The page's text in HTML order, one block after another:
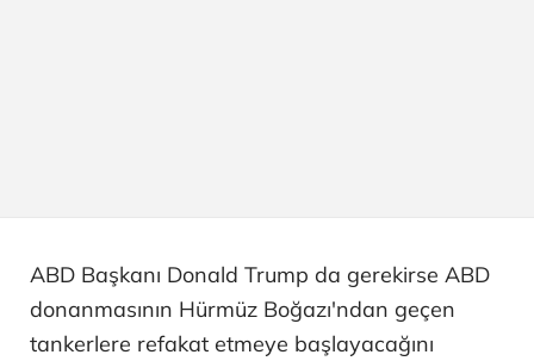
ABD Başkanı Donald Trump da gerekirse ABD
donanmasının Hürmüz Boğazı'ndan geçen
tankerlere refakat etmeye başlayacağını